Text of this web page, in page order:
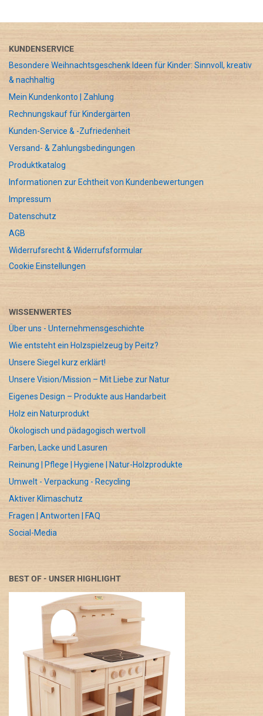
KUNDENSERVICE
Besondere Weihnachtsgeschenk Ideen für Kinder: Sinnvoll, kreativ
& nachhaltig
Mein Kundenkonto | Zahlung
Rechnungskauf für Kindergärten
Kunden-Service & -Zufriedenheit
Versand- & Zahlungsbedingungen
Produktkatalog
Informationen zur Echtheit von Kundenbewertungen
Impressum
Datenschutz
AGB
Widerrufsrecht & Widerrufsformular
Cookie Einstellungen
WISSENWERTES
Über uns - Unternehmensgeschichte
Wie entsteht ein Holzspielzeug by Peitz?
Unsere Siegel kurz erklärt!
Unsere Vision/Mission – Mit Liebe zur Natur
Eigenes Design – Produkte aus Handarbeit
Holz ein Naturprodukt
Ökologisch und pädagogisch wertvoll
Farben, Lacke und Lasuren
Reinung | Pflege | Hygiene | Natur-Holzprodukte
Umwelt - Verpackung - Recycling
Aktiver Klimaschutz
Fragen | Antworten | FAQ
Social-Media
BEST OF - UNSER HIGHLIGHT